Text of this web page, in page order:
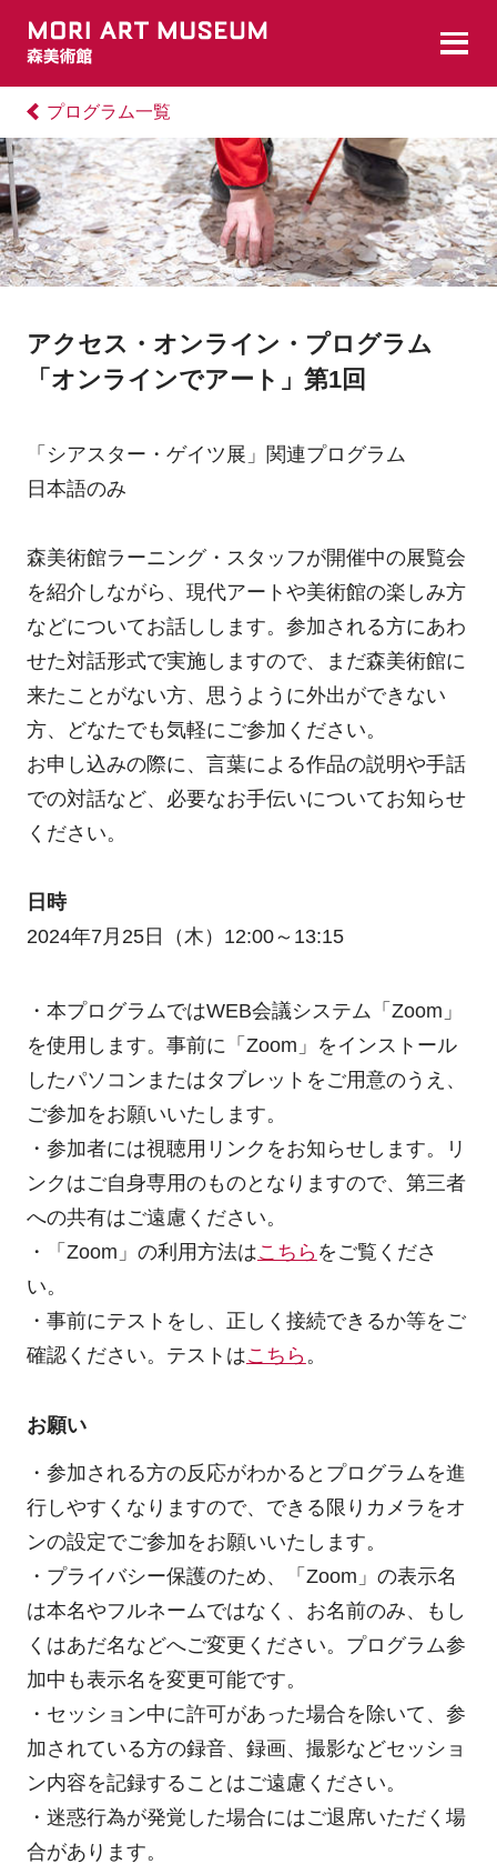
プログラム一覧
アクセス・オンライン・プログラム
「オンラインでアート」第1回
「シアスター・ゲイツ展」関連プログラム
日本語のみ
森美術館ラーニング・スタッフが開催中の展覧会
を紹介しながら、現代アートや美術館の楽しみ方
などについてお話しします。参加される方にあわ
せた対話形式で実施しますので、まだ森美術館に
来たことがない方、思うように外出ができない
方、どなたでも気軽にご参加ください。
お申し込みの際に、言葉による作品の説明や手話
での対話など、必要なお手伝いについてお知らせ
ください。
日時
2024年7月25日（木）12:00～13:15
・本プログラムではWEB会議システム「Zoom」
を使用します。事前に「Zoom」をインストール
したパソコンまたはタブレットをご用意のうえ、
ご参加をお願いいたします。
・参加者には視聴用リンクをお知らせします。リ
ンクはご自身専用のものとなりますので、第三者
への共有はご遠慮ください。
・「Zoom」の利用方法はこちら をご覧くださ
い。
・事前にテストをし、正しく接続できるか等をご
確認ください。テストはこちら 。
お願い
・参加される方の反応がわかるとプログラムを進
行しやすくなりますので、できる限りカメラをオ
ンの設定でご参加をお願いいたします。
・プライバシー保護のため、「Zoom」の表示名
は本名やフルネームではなく、お名前のみ、もし
くはあだ名などへご変更ください。プログラム参
加中も表示名を変更可能です。
・セッション中に許可があった場合を除いて、参
加されている方の録音、録画、撮影などセッショ
ン内容を記録することはご遠慮ください。
・迷惑行為が発覚した場合にはご退席いただく場
合があります。